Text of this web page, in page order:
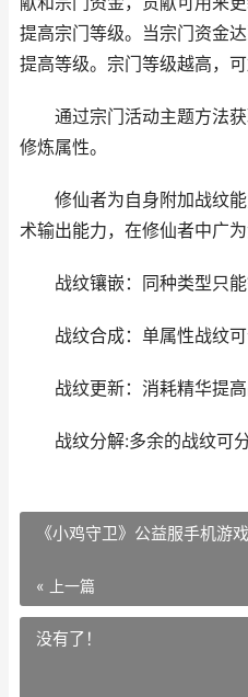
提高宗门等级。当宗门资金
提高等级。宗门等级越高，
通过宗门活动主题方法
修炼属性。
修仙者为自身附加战纹
术输出能力，在修仙者中广
战纹镶嵌：同种类型只
战纹合成：单属性战纹
战纹更新：消耗精华提
战纹分解:多余的战纹可
《小鸡守卫》公益服手机游
« 上一篇
没有了！